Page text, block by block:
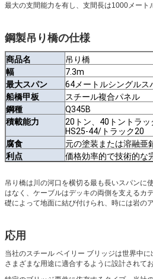
最大の支間能力を有し、支間長は1000メート
鋼製吊り橋の仕様
商品名
吊り橋
幅
7.3m
最大スパン
64メートルシングルス
船橋甲板
スチール複合パネル
鋼種
Q345B
積載能力
20トン、40トントラッ
HS25-44/トラック20
腐食
元の塗装または溶融亜
利点
価格効率的で技術的な
吊り橋は川の河口を横切る最も長いスパンに
はなく、ケーブルはデッキの両側を支えるカ
礎によって地面に結び付けられ、時には岩の
応用
当社のスチール ベイリー ブリッジは世界中に
さまざまな用途に適合するように設計されて